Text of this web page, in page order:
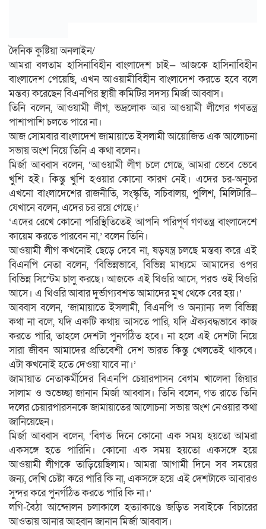
দৈনিক কুষ্টিয়া অনলাইন/
আমরা বলতাম হাসিনাবিহীন বাংলাদেশ চাই— আজকে হাসিনাবিহীন
বাংলাদেশ পেয়েছি, এখন আওয়ামীবিহীন বাংলাদেশ করতে হবে বলে
মন্তব্য করেছেন বিএনপির স্থায়ী কমিটির সদস্য মির্জা আব্বাস।
তিনি বলেন, আওয়ামী লীগ, ভদ্রলোক আর আওয়ামী লীগের গণতন্ত্র
পাশাপাশি চলতে পারে না।
আজ সোমবার বাংলাদেশ জামায়াতে ইসলামী আয়োজিত এক আলোচনা
সভায় অংশ নিয়ে তিনি এ কথা বলেন।
মির্জা আব্বাস বলেন, ‘আওয়ামী লীগ চলে গেছে, আমরা ভেবে ভেবে
খুশি হই। কিন্তু খুশি হওয়ার কোনো কারণ নেই। এদের চর-অনুচর
এখনো বাংলাদেশের রাজনীতি, সংস্কৃতি, সচিবালয়, পুলিশ, মিলিটারি—
যেখানে বলেন, এদের চর রয়ে গেছে।’
‘এদের রেখে কোনো পরিস্থিতিতেই আপনি পরিপূর্ণ গণতন্ত্র বাংলাদেশে
কায়েম করতে পারবেন না,’ বলেন তিনি।
আওয়ামী লীগ কখনোই ছেড়ে দেবে না, ষড়যন্ত্র চলছে মন্তব্য করে এই
বিএনপি নেতা বলেন, ‘বিভিন্নভাবে, বিভিন্ন মাধ্যমে আমাদের ওপর
বিভিন্ন সিস্টেম চালু করছে। আজকে এই থিওরি আসে, পরশু ওই থিওরি
আসে। এ থিওরি আবার দুর্ভাগ্যবশত আমাদের মুখ থেকে বের হয়।’
আব্বাস বলেন, ‘জামায়াতে ইসলামী, বিএনপি ও অন্যান্য দল বিভিন্ন
কথা না বলে, যদি একটি কথায় আসতে পারি, যদি ঐক্যবদ্ধভাবে কাজ
করতে পারি, তাহলে দেশটা পুনর্গঠিত হবে। না হলে এই দেশটা নিয়ে
সারা জীবন আমাদের প্রতিবেশী দেশ ভারত কিন্তু খেলতেই থাকবে।
এটা কখনোই হতে দেওয়া যাবে না।’
জামায়াত নেতাকর্মীদের বিএনপি চেয়ারপাসন বেগম খালেদা জিয়ার
সালাম ও শুভেচ্ছা জানান মির্জা আব্বাস। তিনি বলেন, গত রাতে তিনি
দলের চেয়ারপারসনকে জামায়াতের আলোচনা সভায় অংশ নেওয়ার কথা
জানিয়েছেন।
মির্জা আব্বাস বলেন, ‘বিগত দিনে কোনো এক সময় হয়তো আমরা
একসঙ্গে হতে পারিনি। কোনো এক সময় হয়তো একসঙ্গে হয়ে
আওয়ামী লীগকে তাড়িয়েছিলাম। আমরা আগামী দিনে সব সময়ের
জন্য, দেখি চেষ্টা করে পারি কি না, একসঙ্গে হয়ে এই দেশটাকে আবারও
সুন্দর করে পুনর্গঠিত করতে পারি কি না।’
লগি-বৈঠা আন্দোলন চলাকালে হত্যাকাণ্ডে জড়িত সবাইকে বিচারের
আওতায় আনার আহ্বান জানান মির্জা আব্বাস।